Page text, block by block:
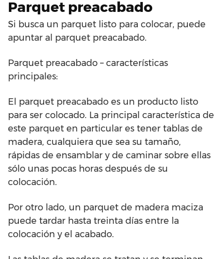
Parquet preacabado
Si busca un parquet listo para colocar, puede
apuntar al parquet preacabado.
Parquet preacabado – características
principales:
El parquet preacabado es un producto listo
para ser colocado. La principal característica de
este parquet en particular es tener tablas de
madera, cualquiera que sea su tamaño,
rápidas de ensamblar y de caminar sobre ellas
sólo unas pocas horas después de su
colocación.
Por otro lado, un parquet de madera maciza
puede tardar hasta treinta días entre la
colocación y el acabado.